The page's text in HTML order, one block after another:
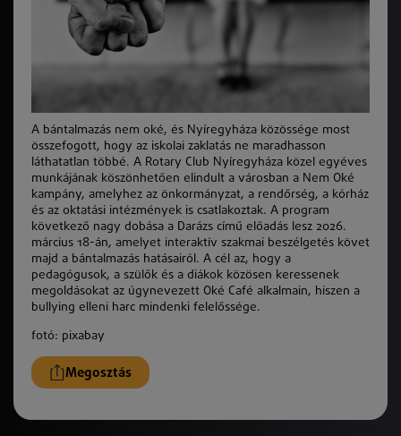
A bántalmazás nem oké, és Nyíregyháza közössége most
összefogott, hogy az iskolai zaklatás ne maradhasson
láthatatlan többé. A Rotary Club Nyíregyháza közel egyéves
munkájának köszönhetően elindult a városban a Nem Oké
kampány, amelyhez az önkormányzat, a rendőrség, a kórház
és az oktatási intézmények is csatlakoztak. A program
következő nagy dobása a Darázs című előadás lesz 2026.
március 18-án, amelyet interaktív szakmai beszélgetés követ
majd a bántalmazás hatásairól. A cél az, hogy a
pedagógusok, a szülők és a diákok közösen keressenek
megoldásokat az úgynevezett Oké Café alkalmain, hiszen a
bullying elleni harc mindenki felelőssége.
fotó: pixabay
Megosztás